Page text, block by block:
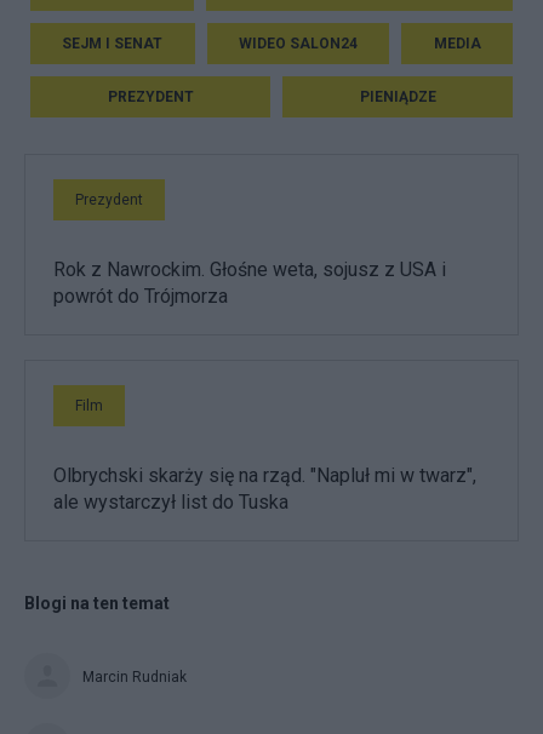
SEJM I SENAT WIDEO SALON24 MEDIA
PREZYDENT PIENIĄDZE
Prezydent
Rok z Nawrockim. Głośne weta, sojusz z USA i
powrót do Trójmorza
Film
Olbrychski skarży się na rząd. "Napluł mi w twarz",
ale wystarczył list do Tuska
Blogi na ten temat
Marcin Rudniak